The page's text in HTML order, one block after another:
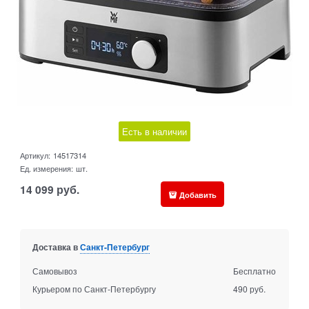
Есть в наличии
Артикул: 14517314
Ед. измерения: шт.
14 099 руб. Добавить
Доставка вСанкт-Петербург
Самовывоз
Бесплатно
Курьером по Санкт-Петербургу
490 руб.